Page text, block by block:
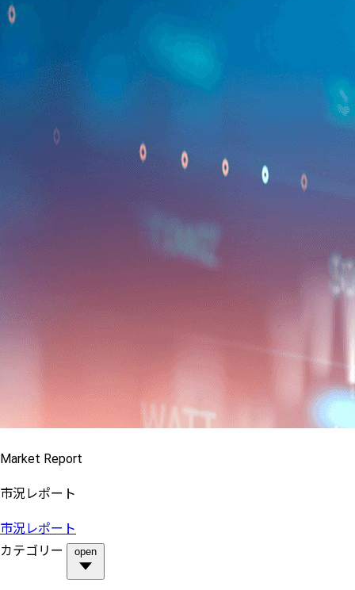
Market Report
市況レポート
市況レポート
カテゴリー
open